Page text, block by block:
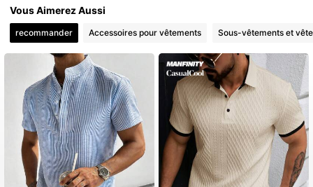
Vous Aimerez Aussi
recommander Accessoires pour vêtements Sous-vêtements et